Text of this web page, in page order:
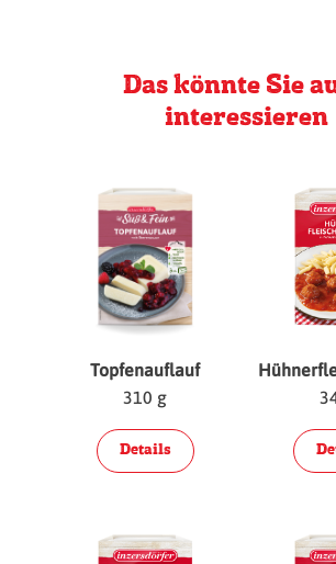
Das könnte Sie
interessieren
Topfenauflauf
310 g
Details